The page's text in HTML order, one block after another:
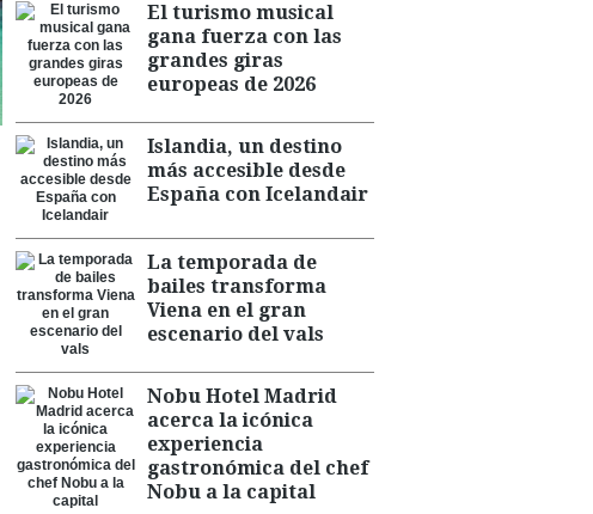
El turismo musical
gana fuerza con las
grandes giras
europeas de 2026
Islandia, un destino
más accesible desde
España con Icelandair
La temporada de
bailes transforma
Viena en el gran
escenario del vals
Nobu Hotel Madrid
acerca la icónica
experiencia
gastronómica del chef
Nobu a la capital